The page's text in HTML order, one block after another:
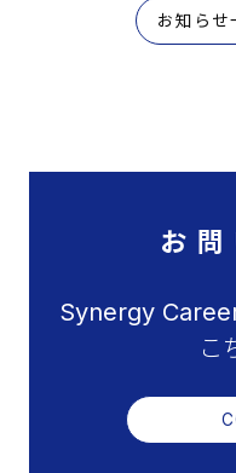
お知らせ
お
Synergy
こ